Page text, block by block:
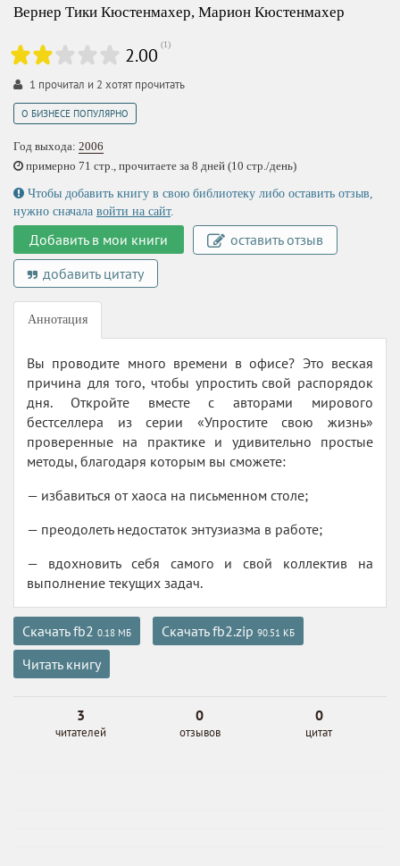
Вернер Тики Кюстенмахер, Марион Кюстенмахер
2.00 (1)
1 прочитал и 2 хотят прочитать
О БИЗНЕСЕ ПОПУЛЯРНО
Год выхода: 2006
примерно 71 стр., прочитаете за 8 дней (10 стр./день)
Чтобы добавить книгу в свою библиотеку либо оставить отзыв,
нужно сначала войти на сайт.
Добавить в мои книги
оставить отзыв
добавить цитату
Аннотация
Вы проводите много времени в офисе? Это веская
причина для того, чтобы упростить свой распорядок
дня. Откройте вместе с авторами мирового
бестселлера из серии «Упростите свою жизнь»
проверенные на практике и удивительно простые
методы, благодаря которым вы сможете:
— избавиться от хаоса на письменном столе;
— преодолеть недостаток энтузиазма в работе;
— вдохновить себя самого и свой коллектив на
выполнение текущих задач.
Скачать fb2 0.18 МБ Скачать fb2.zip 90.51 КБ
Читать книгу
3
читателей
0
отзывов
0
цитат